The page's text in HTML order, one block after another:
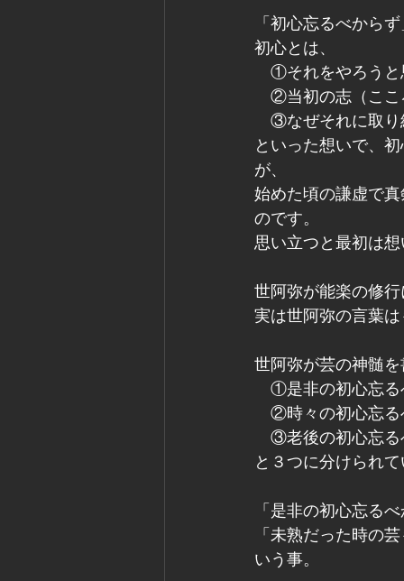
「初心忘るべから
初心とは、
①それをやろうと
②当初の志（ここ
③なぜそれに取り
といった想いで、
が、
始めた頃の謙虚で
のです。
思い立つと最初は
世阿弥が能楽の修
実は世阿弥の言葉
世阿弥が芸の神髄
①是非の初心忘る
②時々の初心忘る
③老後の初心忘る
と３つに分けられ
「是非の初心忘る
「未熟だった時の
いう事。